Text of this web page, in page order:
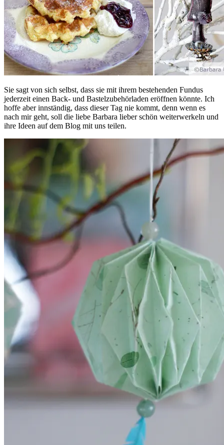
Sie sagt von sich selbst, dass sie mit ihrem bestehenden Fundus
jederzeit einen Back- und Bastelzubehörladen eröffnen könnte. Ich
hoffe aber innständig, dass dieser Tag nie kommt, denn wenn es
nach mir geht, soll die liebe Barbara lieber schön weiterwerkeln und
ihre Ideen auf dem Blog mit uns teilen.